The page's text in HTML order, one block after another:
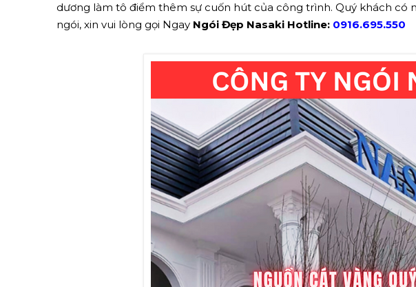
dương làm tô điểm thêm sự cuốn hút của công trình. Quý khách
ngói, xin vui lòng gọi Ngay Ngói Đẹp Nasaki Hotline: 0916.695.550